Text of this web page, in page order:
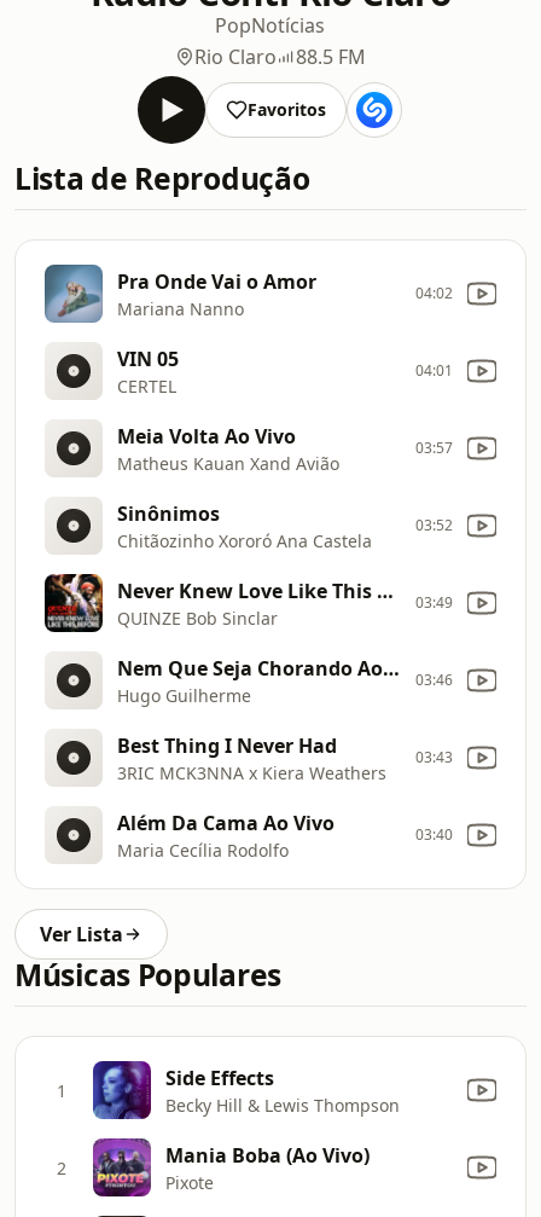
PopNotícias
Rio Claro
88.5 FM
Favoritos
Lista de Reprodução
Pra Onde Vai o Amor
Mariana Nanno
04:02
VIN 05
CERTEL
04:01
Meia Volta Ao Vivo
Matheus Kauan Xand Avião
03:57
Sinônimos
Chitãozinho Xororó Ana Castela
03:52
Never Knew Love Like This Before
QUINZE Bob Sinclar
03:49
Nem Que Seja Chorando Ao Vivo
Hugo Guilherme
03:46
Best Thing I Never Had
3RIC MCK3NNA x Kiera Weathers
03:43
Além Da Cama Ao Vivo
Maria Cecília Rodolfo
03:40
Ver Lista
Músicas Populares
1 Side Effects
Becky Hill & Lewis Thompson
2 Mania Boba (Ao Vivo)
Pixote